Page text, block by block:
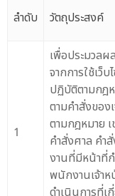
ลำดับ วัตถุประสงค์
1
เพื่อประมวลผ
จากการใช้เว็
ปฏิบัติตามกฎ
ตามคำสั่งขอ
ตามกฎหมาย
คำสั่งศาล คำ
งานที่มีหน้าที่
พนักงานเจ้าห
ดำเนินการที่เ